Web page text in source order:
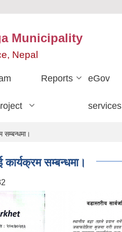
Municipality
Nepal
Reports eGov
services
सम्बन्धमा।
कार्यक्रम सम्बन्धमा।